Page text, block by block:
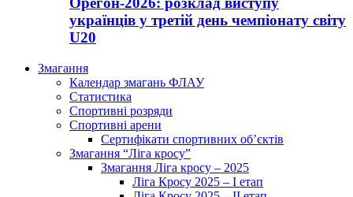
українців у третій день чемпіонату світу
U20
Змагання
Календар змагань ФЛАУ
Статистика
Спортивні розряди
Спортивні арени
Сертифікати спортивних об’єктів
Змагання “Ліга кросу”
Змагання Ліга кросу – 2025
Ліга Кросу 2025 – I етап